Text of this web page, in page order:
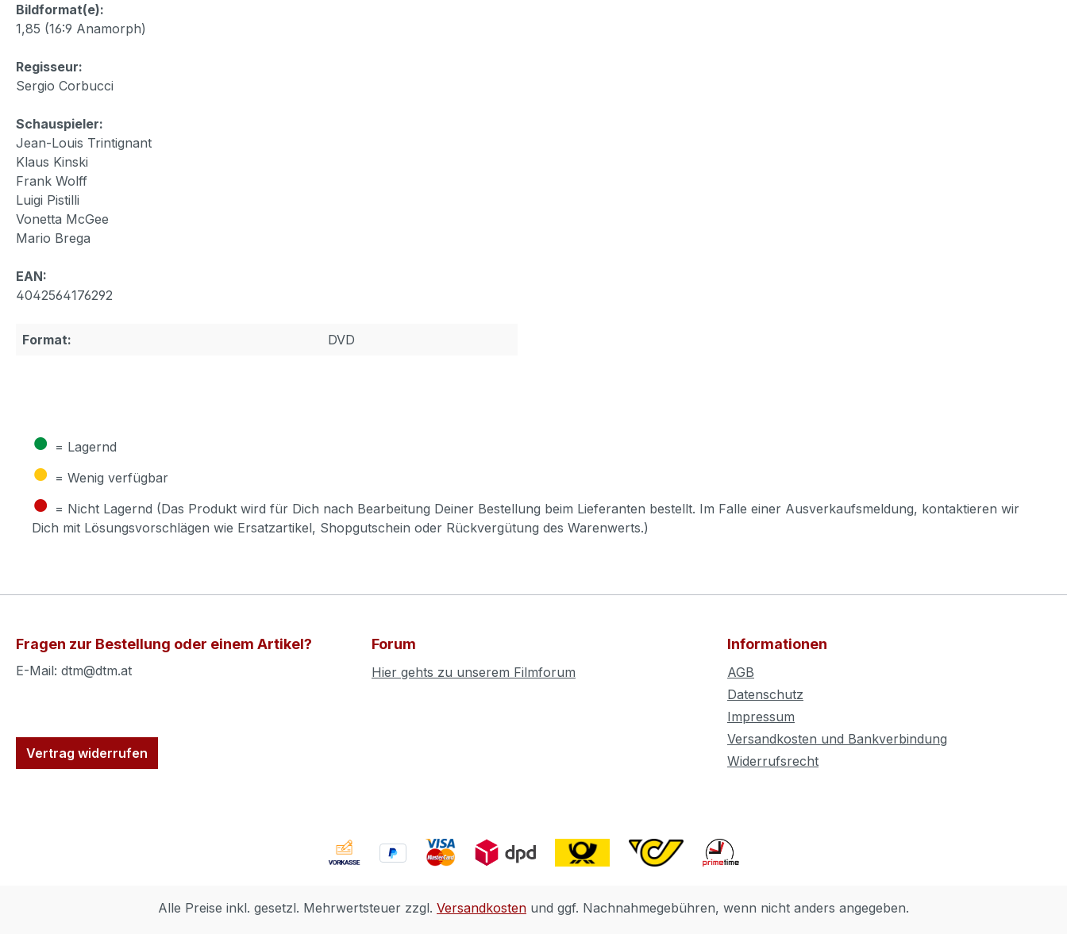
Bildformat(e):
1,85 (16:9 Anamorph)
Regisseur:
Sergio Corbucci
Schauspieler:
Jean-Louis Trintignant
Klaus Kinski
Frank Wolff
Luigi Pistilli
Vonetta McGee
Mario Brega
EAN:
4042564176292
Format: DVD
● = Lagernd
● = Wenig verfügbar
● = Nicht Lagernd (Das Produkt wird für Dich nach Bearbeitung Deiner Bestellung beim Lieferanten bestellt. Im Falle einer Ausverkaufsmeldung, kontaktieren wir
Dich mit Lösungsvorschlägen wie Ersatzartikel, Shopgutschein oder Rückvergütung des Warenwerts.)
Fragen zur Bestellung oder einem Artikel?
E-Mail: dtm@dtm.at
Vertrag widerrufen
Forum
Hier gehts zu unserem Filmforum
Informationen
AGB
Datenschutz
Impressum
Versandkosten und Bankverbindung
Widerrufsrecht
Alle Preise inkl. gesetzl. Mehrwertsteuer zzgl. Versandkosten und ggf. Nachnahmegebühren, wenn nicht anders angegeben.